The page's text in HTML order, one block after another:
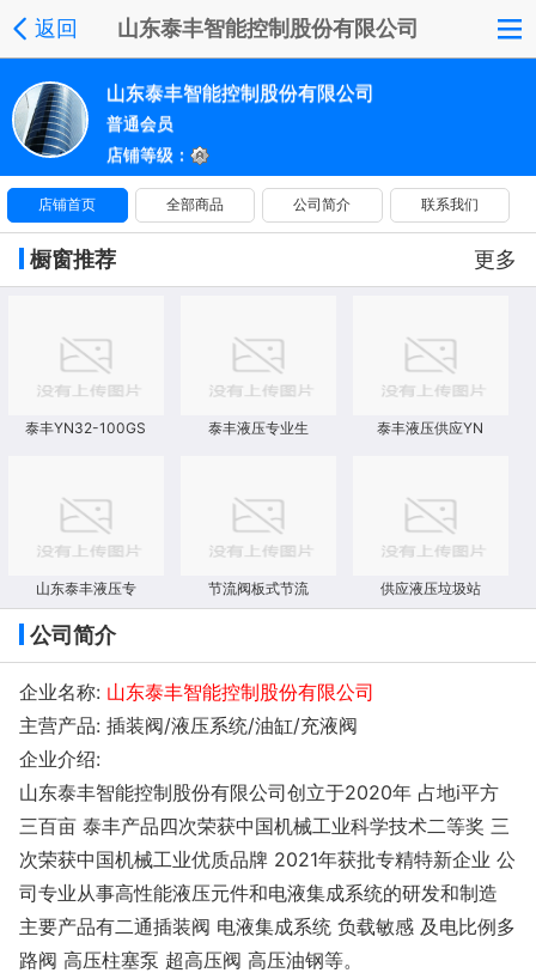
返回 山东泰丰智能控制股份有限公司
山东泰丰智能控制股份有限公司
普通会员
店铺等级：
店铺首页 全部商品 公司简介 联系我们
橱窗推荐 更多
泰丰YN32-100GS 泰丰液压专业生 泰丰液压供应YN
山东泰丰液压专 节流阀板式节流 供应液压垃圾站
公司简介
企业名称: 山东泰丰智能控制股份有限公司
主营产品: 插装阀/液压系统/油缸/充液阀
企业介绍:
山东泰丰智能控制股份有限公司创立于2020年 占地i平方
三百亩 泰丰产品四次荣获中国机械工业科学技术二等奖 三
次荣获中国机械工业优质品牌 2021年获批专精特新企业 公
司专业从事高性能液压元件和电液集成系统的研发和制造
主要产品有二通插装阀 电液集成系统 负载敏感 及电比例多
路阀 高压柱塞泵 超高压阀 高压油钢等。